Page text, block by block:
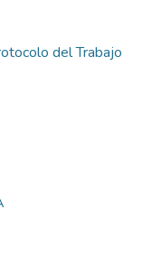
del Trabajo